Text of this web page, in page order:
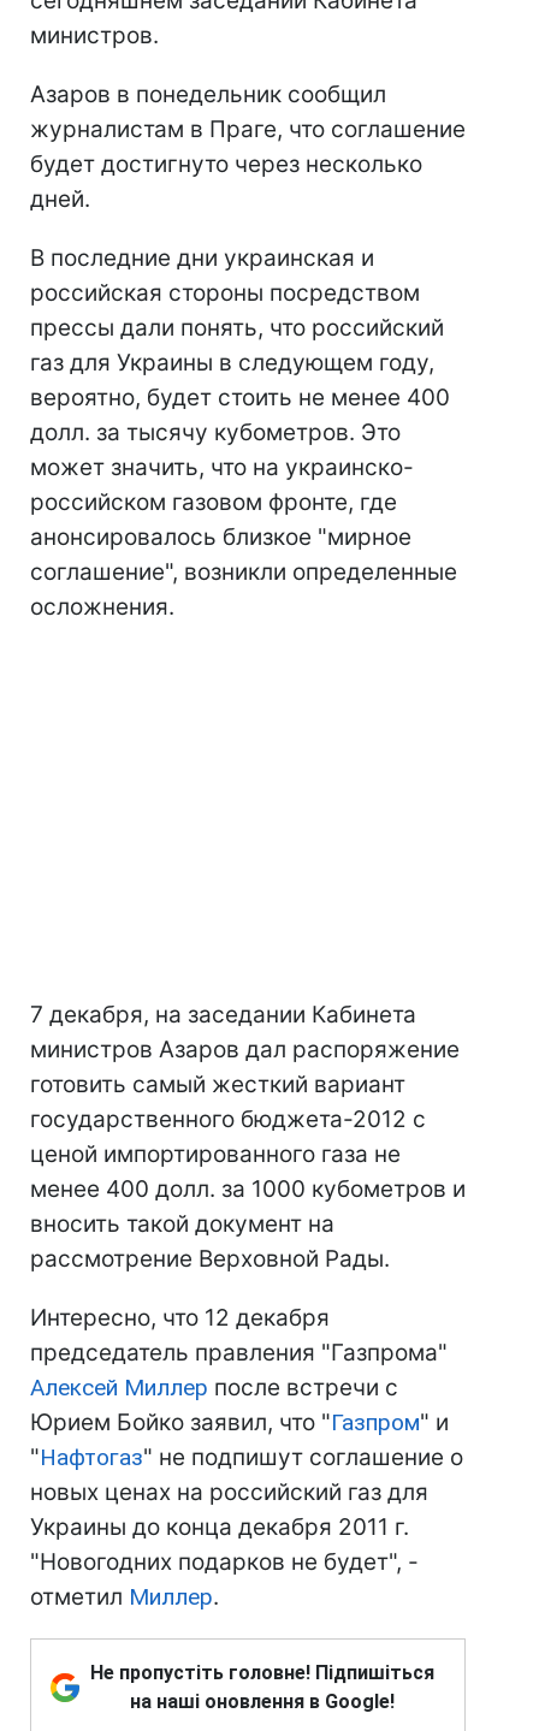
министров.
Азаров в понедельник сообщил
журналистам в Праге, что соглашение
будет достигнуто через несколько
дней.
В последние дни украинская и
российская стороны посредством
прессы дали понять, что российский
газ для Украины в следующем году,
вероятно, будет стоить не менее 400
долл. за тысячу кубометров. Это
может значить, что на украинско-
российском газовом фронте, где
анонсировалось близкое "мирное
соглашение", возникли определенные
осложнения.
7 декабря, на заседании Кабинета
министров Азаров дал распоряжение
готовить самый жесткий вариант
государственного бюджета-2012 с
ценой импортированного газа не
менее 400 долл. за 1000 кубометров и
вносить такой документ на
рассмотрение Верховной Рады.
Интересно, что 12 декабря
председатель правления "Газпрома"
Алексей Миллер после встречи с
Юрием Бойко заявил, что "Газпром" и
"Нафтогаз" не подпишут соглашение о
новых ценах на российский газ для
Украины до конца декабря 2011 г.
"Новогодних подарков не будет", -
отметил Миллер.
Не пропустіть головне! Підпишіться
на наші оновлення в Google!